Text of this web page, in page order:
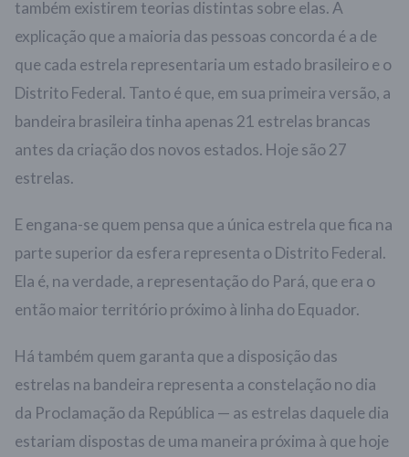
também existirem teorias distintas sobre elas. A
explicação que a maioria das pessoas concorda é a de
que cada estrela representaria um estado brasileiro e o
Distrito Federal. Tanto é que, em sua primeira versão, a
bandeira brasileira tinha apenas 21 estrelas brancas
antes da criação dos novos estados. Hoje são 27
estrelas.
E engana-se quem pensa que a única estrela que fica na
parte superior da esfera representa o Distrito Federal.
Ela é, na verdade, a representação do Pará, que era o
então maior território próximo à linha do Equador.
Há também quem garanta que a disposição das
estrelas na bandeira representa a constelação no dia
da Proclamação da República — as estrelas daquele dia
estariam dispostas de uma maneira próxima à que hoje